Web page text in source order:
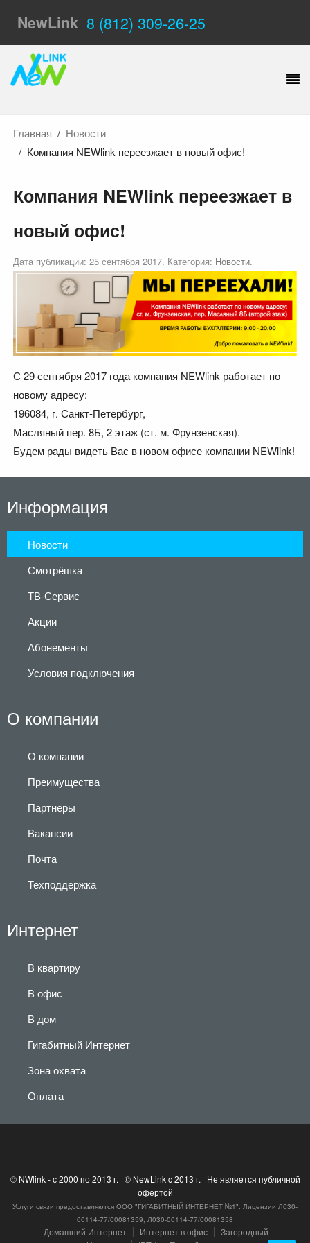
NewLink 8 (812) 309-26-25
Главная
Новости
Компания NEWlink переезжает в новый офис!
Компания NEWlink переезжает в
новый офис!
Дата публикации: 25 сентября 2017. Категория: Новости.
С 29 сентября 2017 года компания NEWlink работает по
новому адресу:
196084, г. Санкт-Петербург,
Масляный пер. 8Б, 2 этаж (ст. м. Фрунзенская).
Будем рады видеть Вас в новом офисе компании NEWlink!
Информация
Новости
Смотрёшка
ТВ-Сервис
Акции
Абонементы
Условия подключения
О компании
О компании
Преимущества
Партнеры
Вакансии
Почта
Техподдержка
Интернет
В квартиру
В офис
В дом
Гигабитный Интернет
Зона охвата
Оплата
© NWlink - с 2000 по 2013 г. © NewLink c 2013 г. Не является публичной
офертой
Услуги связи предоставляются ООО "ГИГАБИТНЫЙ ИНТЕРНЕТ №1". Лицензии Л030-
00114-77/00081359, Л030-00114-77/00081358
Домашний Интернет Интернет в офис
Загородный